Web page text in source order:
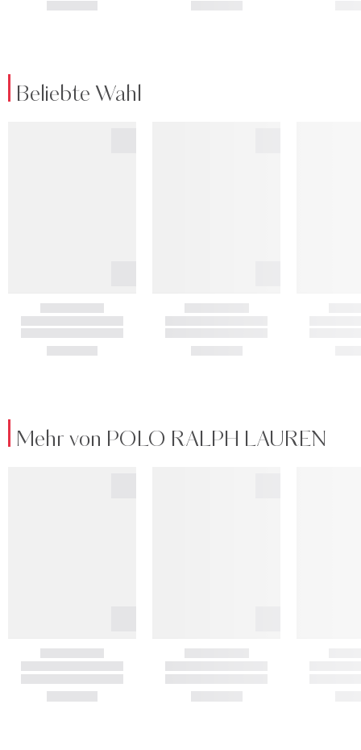
Beliebte Wahl
Mehr von POLO RALPH LAUREN